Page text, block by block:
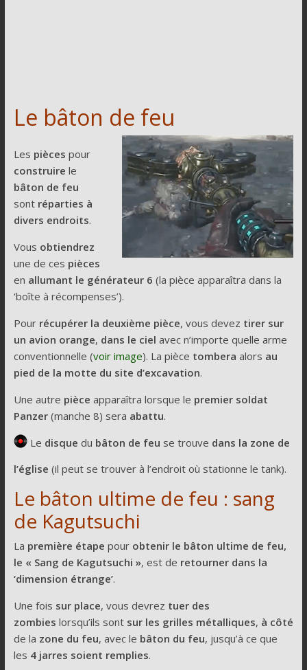
Le bâton de feu
Les pièces pour
construire le
bâton de feu
sontréparties à
divers endroits.
Vous obtiendrez
une de ces pièces
en allumant le générateur 6 (la pièce apparaîtra dans la
‘boîte à récompenses’).
Pour récupérer la deuxième pièce, vous devez tirer sur
un avion orange, dans le ciel avec n’importe quelle arme
conventionnelle (voir image). La pièce tombera alors au
pied de la motte du site d’excavation.
Une autre pièce apparaîtra lorsque le premier soldat
Panzer(manche 8) sera abattu.
Le disque du bâton de feu se trouve dans la zone de
l’église (il peut se trouver à l’endroit où stationne le tank).
Le bâton ultime de feu : sang
de Kagutsuchi
La première étape pour obtenir le bâton ultime de feu,
le « Sang de Kagutsuchi », est de retourner dans la
‘dimension étrange’.
Une fois sur place, vous devrez tuer des
zombies lorsqu’ils sont sur les grilles métalliques, à côté
de la zone du feu, avec le bâton du feu, jusqu’à ce que
les 4 jarres soient remplies.